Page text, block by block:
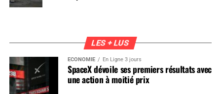
LES + LUS
ÉCONOMIE En Ligne 3 jours
SpaceX dévoile ses premiers résultats avec
une action à moitié prix